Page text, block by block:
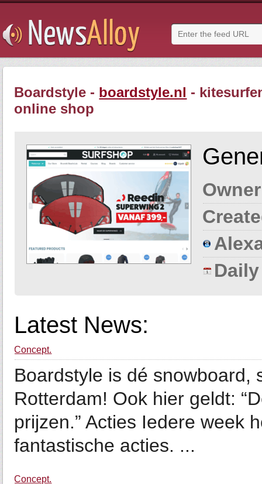
Boardstyle - boardstyle.nl -
online shop
Latest News:
Concept.
Boardstyle is dé snowboard,
Rotterdam! Ook hier geldt:
prijzen.” Acties Iedere week
fantastische acties. ...
Concept.